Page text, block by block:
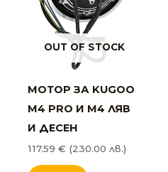
OUT OF STOCK
МОТОР ЗА KUGOO
M4 PRO И М4 ЛЯВ
И ДЕСЕН
117.59€ (230.00 лв.)